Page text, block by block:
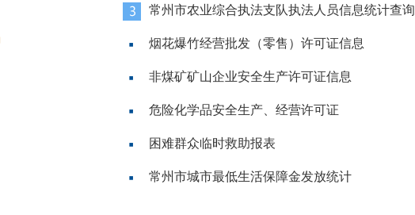
常州市农业综合执法支队执法人员信息统计查询
烟花爆竹经营批发（零售）许可证信息
非煤矿矿山企业安全生产许可证信息
危险化学品安全生产、经营许可证
困难群众临时救助报表
常州市城市最低生活保障金发放统计